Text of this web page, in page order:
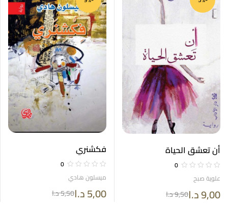
أن تعشق الحياة
0
علوية صبح
9,50د.ا 9,00د.ا
فكشنري
0
ميسلون هادي
5,50د.ا 5,00د.ا